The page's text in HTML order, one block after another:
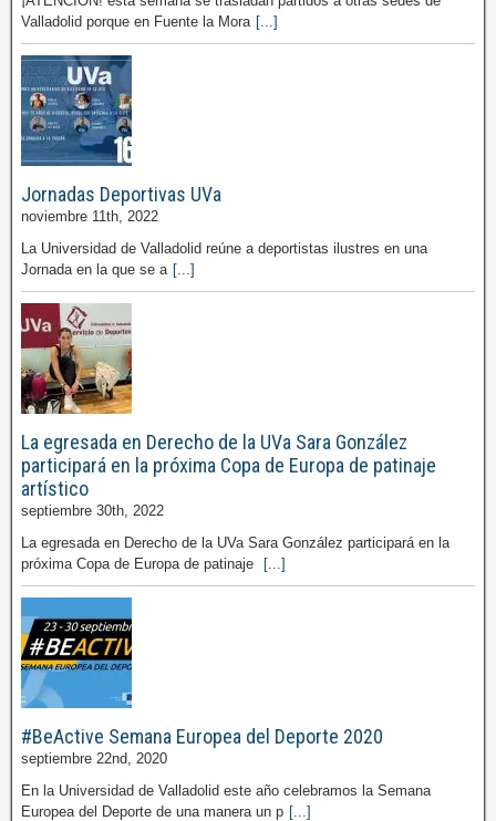
Valladolid porque en Fuente la Mora [...]
Jornadas Deportivas UVa
noviembre 11th, 2022
La Universidad de Valladolid reúne a deportistas ilustres en una
Jornada en la que se a [...]
La egresada en Derecho de la UVa Sara González
participará en la próxima Copa de Europa de patinaje
artístico
septiembre 30th, 2022
La egresada en Derecho de la UVa Sara González participará en la
próxima Copa de Europa de patinaje
[...]
#BeActive Semana Europea del Deporte 2020
septiembre 22nd, 2020
En la Universidad de Valladolid este año celebramos la Semana
Europea del Deporte de una manera un p [...]